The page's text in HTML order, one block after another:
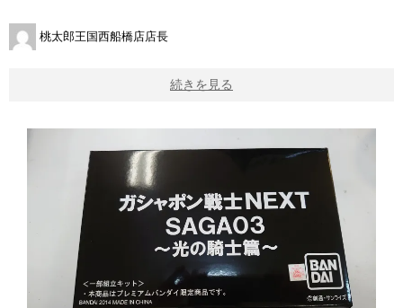
桃太郎王国西船橋店店長
続きを見る